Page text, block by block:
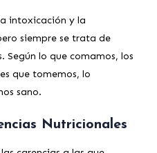
intoxicación y la
siempre se trata de
Según lo que comamos, los
que tomemos, lo
sano.
Nutricionales